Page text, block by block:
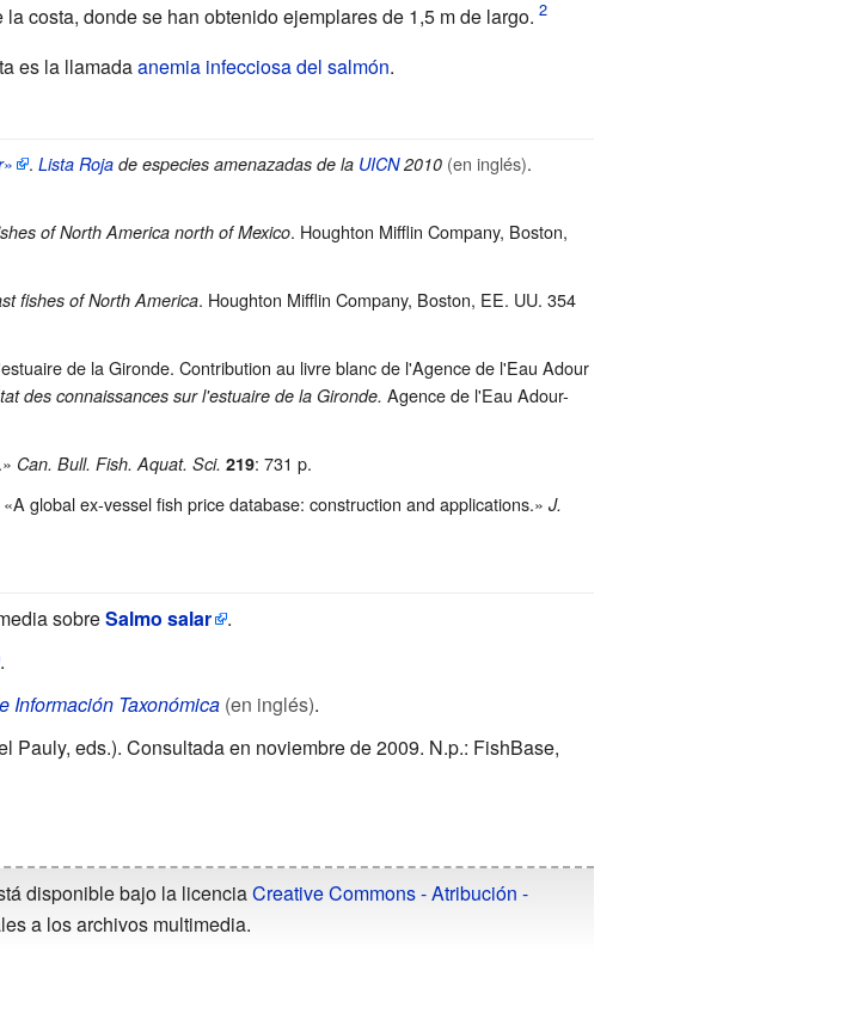
costa, donde se han obtenido ejemplares de 1,5 m de largo.
es la llamadaanemia infecciosa del salmón.
» . Lista Rojade especies amenazadas de la UICN2010 (en inglés).
of North America north of Mexico. Houghton Mifflin Company, Boston,
fishes of North America. Houghton Mifflin Company, Boston, EE. UU. 354
de la Gironde. Contribution au livre blanc de l'Agence de l'Eau Adour
des connaissances sur l'estuaire de la Gironde. Agence de l'Eau Adour-
Can. Bull. Fish. Aquat. Sci. 219: 731 p.
global ex-vessel fish price database: construction and applications.» J.
sobreSalmo salar .
.
Información Taxonómica (en inglés).
Pauly, eds.). Consultada en noviembre de 2009. N.p.: FishBase,
disponible bajo la licenciaCreative Commons - Atribución -
a los archivos multimedia.